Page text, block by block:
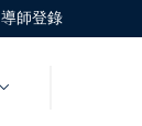
導師登錄